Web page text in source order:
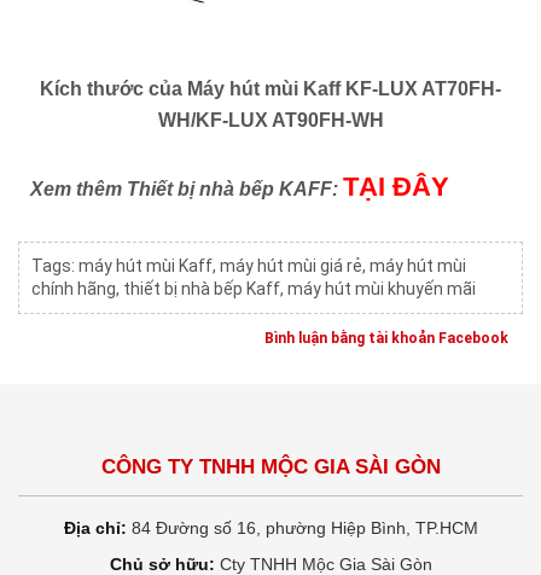
Kích thước của Máy hút mùi Kaff KF-LUX AT70FH-
WH/KF-LUX AT90FH-WH
Xem thêm Thiết bị nhà bếp KAFF: TẠI ĐÂY
Tags: máy hút mùi Kaff, máy hút mùi giá rẻ, máy hút mùi
chính hãng, thiết bị nhà bếp Kaff, máy hút mùi khuyến mãi
Bình luận bằng tài khoản Facebook
CÔNG TY TNHH MỘC GIA SÀI GÒN
Địa chỉ: 84 Đường số 16, phường Hiệp Bình, TP.HCM
Chủ sở hữu: Cty TNHH Mộc Gia Sài Gòn